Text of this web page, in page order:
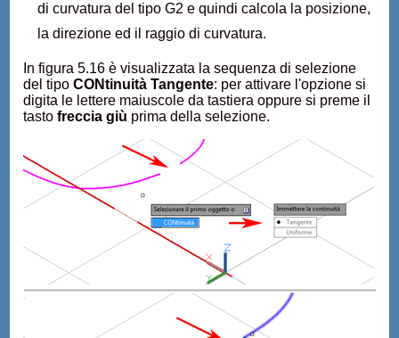
di curvatura del tipo G2 e quindi calcola la posizione,
la direzione ed il raggio di curvatura.
In figura 5.16 è visualizzata la sequenza di selezione
del tipoCONtinuità Tangente: per attivare l'opzione si
digita le lettere maiuscole da tastiera oppure si preme il
tastofreccia giù prima della selezione.